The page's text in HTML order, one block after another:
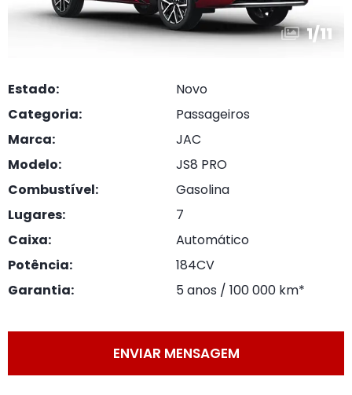
1/11
Estado:
Novo
Categoria:
Passageiros
Marca:
JAC
Modelo:
JS8 PRO
Combustível:
Gasolina
Lugares:
7
Caixa:
Automático
Potência:
184CV
Garantia:
5 anos / 100 000 km*
ENVIAR MENSAGEM